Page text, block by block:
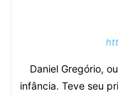
Daniel Gregório,
infância. Teve seu